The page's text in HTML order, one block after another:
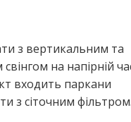
з вертикальним та
на напірній
входить паркани
з сіточним фільтром.